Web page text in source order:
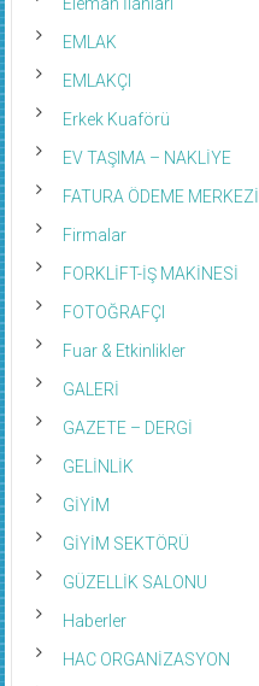
EMLAK
EMLAKÇI
Erkek Kuaförü
EV TAŞIMA – NAKLİYE
FATURA ÖDEME MERKEZİ
Firmalar
FORKLİFT-İŞ MAKİNESİ
FOTOĞRAFÇI
Fuar & Etkinlikler
GALERİ
GAZETE – DERGİ
GELİNLİK
GİYİM
GİYİM SEKTÖRÜ
GÜZELLİK SALONU
Haberler
HAC ORGANİZASYON